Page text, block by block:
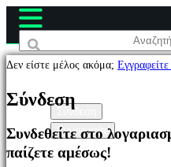
Παιχνίδια
Επιλεγμένο
Νέα
Σύνδεση
Εγγραφείτε
Δεν είστε μέλος ακόμα;
Σύνδεση
Συνδεθείτε στο
παίζετε αμέσως!